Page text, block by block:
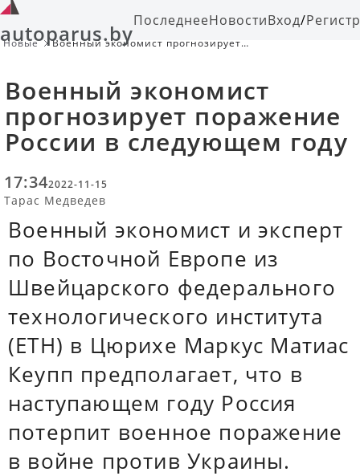
autoparus.byПоследнееНовостиВход/
Новые
Военный экономист прогнозирует
Военный экономист
прогнозирует поражение
России в следующем году
17:342022-11-15
Тарас Медведев
Военный экономист и эксперт
по Восточной Европе из
Швейцарского федерального
технологического института
(ETH) в Цюрихе Маркус Матиас
Кеупп предполагает, что в
наступающем году Россия
потерпит военное поражение
в войне против Украины.